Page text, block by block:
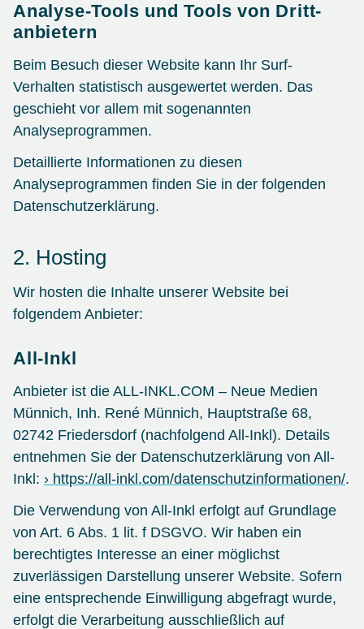
Analyse-Tools und Tools von Dritt­
anbietern
Beim Besuch dieser Website kann Ihr Surf-
Verhalten statistisch ausgewertet werden. Das
geschieht vor allem mit sogenannten
Analyseprogrammen.
Detaillierte Informationen zu diesen
Analyseprogrammen finden Sie in der folgenden
Datenschutzerklärung.
2. Hosting
Wir hosten die Inhalte unserer Website bei
folgendem Anbieter:
All-Inkl
Anbieter ist die ALL-INKL.COM – Neue Medien
Münnich, Inh. René Münnich, Hauptstraße 68,
02742 Friedersdorf (nachfolgend All-Inkl). Details
entnehmen Sie der Datenschutzerklärung von All-
Inkl:
https://all-inkl.com/datenschutzinformationen/.
Die Verwendung von All-Inkl erfolgt auf Grundlage
von Art. 6 Abs. 1 lit. f DSGVO. Wir haben ein
berechtigtes Interesse an einer möglichst
zuverlässigen Darstellung unserer Website. Sofern
eine entsprechende Einwilligung abgefragt wurde,
erfolgt die Verarbeitung ausschließlich auf